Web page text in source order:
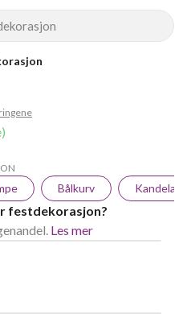
Bålkurv
festdekorasjon?
Les mer